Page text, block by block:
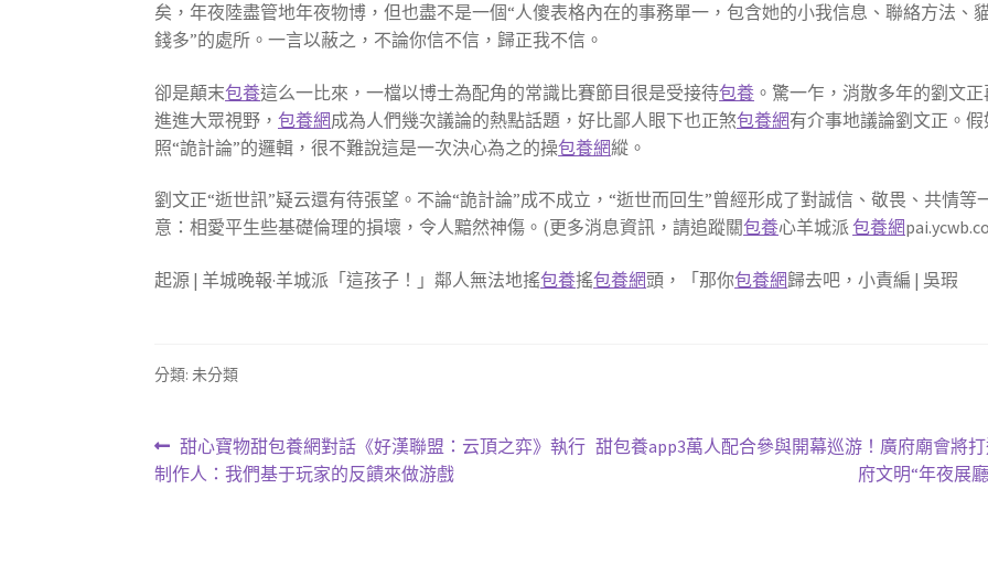
矣，年夜陸盡管地年夜物博，但也盡不是一個“人傻表格內在的事務單一，包含她的小我信息、聯絡方法、
錢多”的處所。一言以蔽之，不論你信不信，歸正我不信。
卻是顛末包養這么一比來，一檔以博士為配角的常識比賽節目很是受接待包養 。驚一乍，消散多年的劉文正
進進大眾視野，包養網成為人們幾次議論的熱點話題，好比鄙人眼下也正煞包養網有介事地議論劉文正。假
照“詭計論”的邏輯，很不難說這是一次決心為之的操包養網縱。
劉文正“逝世訊”疑云還有待張望。不論“詭計論”成不成立，“逝世而回生”曾經形成了對誠信、敬畏、共情等
意：相愛平生些基礎倫理的損壞，令人黯然神傷。(更多消息資訊，請追蹤關包養心羊城派包養網
起源 | 羊城晚報·羊城派「這孩子！」鄰人無法地搖包養搖包養網頭，「那你包養網歸去吧，小責編 | 吳瑕
分類: 未分類
文
章
上
一
甜心寶物甜包養網對話《好漢聯盟：云頂之弈》執行
制作人：我們基于玩家的反饋來做游戲
下
甜包養app3萬人配合參與開幕巡游！廣府廟會將
府文明“年夜展